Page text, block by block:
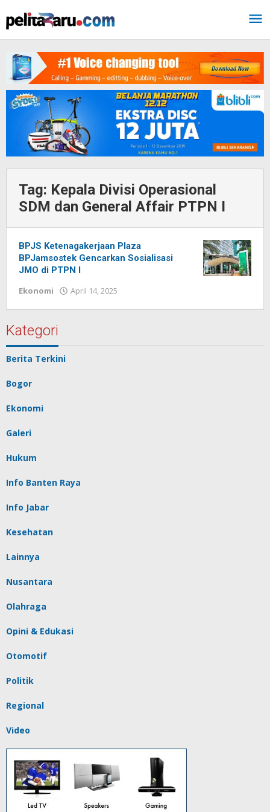
ke
konten
Tag: Kepala Divisi Operasional
SDM dan General Affair PTPN I
BPJS Ketenagakerjaan Plaza
BPJamsostek Gencarkan Sosialisasi
JMO di PTPN I
Ekonomi
April 14, 2025
Kategori
Berita Terkini
Bogor
Ekonomi
Galeri
Hukum
Info Banten Raya
Info Jabar
Kesehatan
Lainnya
Nusantara
Olahraga
Opini & Edukasi
Otomotif
Politik
Regional
Video